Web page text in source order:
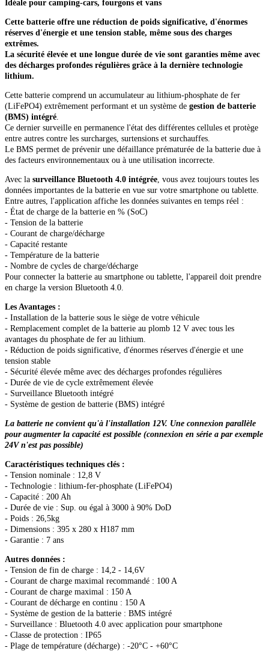
Idéale pour camping-cars, fourgons et vans
Cette batterie offre une réduction de poids significative, d'énormes
réserves d'énergie et une tension stable, même sous des charges
extrêmes.
La sécurité élevée et une longue durée de vie sont garanties même avec
des décharges profondes régulières grâce à la dernière technologie
lithium.
Cette batterie comprend un accumulateur au lithium-phosphate de fer
(LiFePO4) extrêmement performant et un système de gestion de batterie
(BMS) intégré
Ce dernier surveille en permanence l'état des différentes cellules et protège
entre autres contre les surcharges, surtensions et surchauffes.
Le BMS permet de prévenir une défaillance prématurée de la batterie due à
des facteurs environnementaux ou à une utilisation incorrecte.
Avec la surveillance Bluetooth 4.0 intégrée , vous avez toujours toutes les
données importantes de la batterie en vue sur votre smartphone ou tablette.
Entre autres, l'application affiche les données suivantes en temps réel :
- État de charge de la batterie en % (SoC)
- Tension de la batterie
- Courant de charge/décharge
- Capacité restante
- Température de la batterie
- Nombre de cycles de charge/décharge
Pour connecter la batterie au smartphone ou tablette, l'appareil doit prendre
en charge la version Bluetooth 4.0.
Les Avantages :
- Installation de la batterie sous le siège de votre véhicule
- Remplacement complet de la batterie au plomb 12 V avec tous les
avantages du phosphate de fer au lithium.
- Réduction de poids significative, d'énormes réserves d'énergie et une
tension stable
- Sécurité élevée même avec des décharges profondes régulières
- Durée de vie de cycle extrêmement élevée
- Surveillance Bluetooth intégré
- Système de gestion de batterie (BMS) intégré
La batterie ne convient qu'à l'installation 12V. Une connexion parallèle
pour augmenter la capacité est possible (connexion en série a par exemple
24V n'est pas possible)
Caractéristiques techniques clés :
- Tension nominale : 12,8 V
- Technologie : lithium-fer-phosphate (LiFePO4)
- Capacité : 200 Ah
- Durée de vie : Sup. ou égal à 3000 à 90% DoD
- Poids : 26,5kg
- Dimensions : 395 x 280 x H187 mm
- Garantie : 7 ans
Autres données :
- Tension de fin de charge : 14,2 - 14,6V
- Courant de charge maximal recommandé : 100 A
- Courant de charge maximal : 150 A
- Courant de décharge en continu : 150 A
- Système de gestion de la batterie : BMS intégré
- Surveillance : Bluetooth 4.0 avec application pour smartphone
- Classe de protection : IP65
- Plage de température (décharge) : -20°C - +60°C